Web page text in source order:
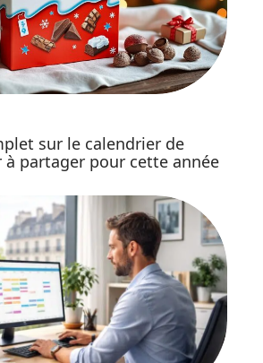
sur le calendrier de
à partager pour cette année